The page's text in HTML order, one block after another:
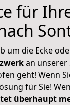
für
um die Ecke
an unserer
geht! Wenn
für Sie!
überhaupt